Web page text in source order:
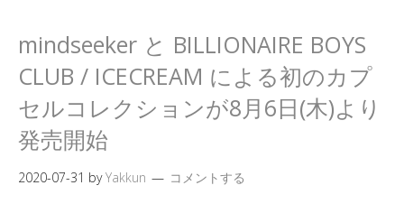
mindseeker と BILLIONAIRE BOYS
CLUB / ICECREAM による初のカプ
セルコレクションが8月6日(木)より
発売開始
2020-07-31 byYakkun コメントする